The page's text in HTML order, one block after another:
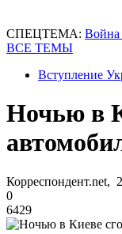
СПЕЦТЕМА: Война
ВСЕ ТЕМЫ
Вступление
Ночью в
Корреспондент.net,
0
6429